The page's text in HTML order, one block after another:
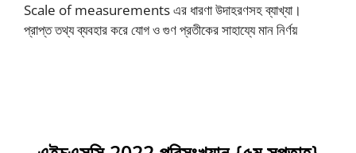
Scale of measurements এর ধারণা উদাহরণসহ ব্যাখ্যা।
প্রাপ্ত তথ্য ব্যবহার করে যােগ ও গুণ প্রতীকের সাহায্যে মান নির্ণয়